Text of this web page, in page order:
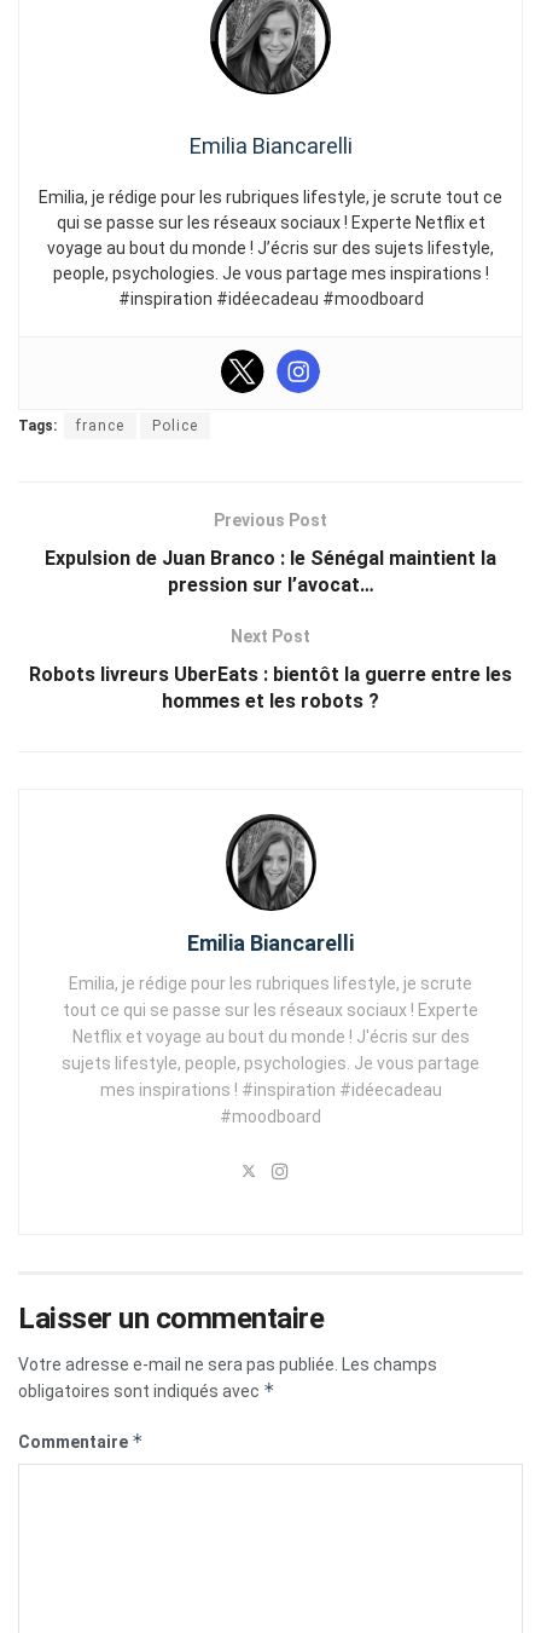
Emilia Biancarelli
Emilia, je rédige pour les rubriques lifestyle, je scrute tout ce
qui se passe sur les réseaux sociaux ! Experte Netflix et
voyage au bout du monde ! J’écris sur des sujets lifestyle,
people, psychologies. Je vous partage mes inspirations !
#inspiration #idéecadeau #moodboard
Tags: france Police
Previous Post
Expulsion de Juan Branco : le Sénégal maintient la
pression sur l’avocat…
Next Post
Robots livreurs UberEats : bientôt la guerre entre les
hommes et les robots ?
Emilia Biancarelli
Emilia, je rédige pour les rubriques lifestyle, je scrute
tout ce qui se passe sur les réseaux sociaux ! Experte
Netflix et voyage au bout du monde ! J'écris sur des
sujets lifestyle, people, psychologies. Je vous partage
mes inspirations ! #inspiration #idéecadeau
#moodboard
Laisser un commentaire
Votre adresse e-mail ne sera pas publiée.
Les champs
obligatoires sont indiqués avec *
Commentaire *